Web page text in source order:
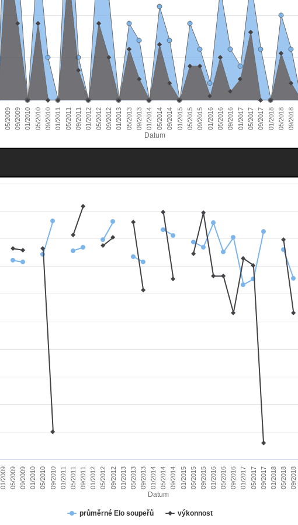
Datum
05/2009 09/2009 01/2010 05/2010 09/2010 01/2011 05/2011 09/2011 01/2012 05/2012 09/2012 01/2013 05/2013 09/2013 01/2014 05/2014 09/2014 01/2015 05/2015 09/2015 01/2016 05/2016 09/2016 01/2017 05/2017 09/2017 01/2018 05/2018 09/2018
Datum
průměrné Elo soupeřů výkonnost
01/2009 05/2009 09/2009 01/2010 05/2010 09/2010 01/2011 05/2011 09/2011 01/2012 05/2012 09/2012 01/2013 05/2013 09/2013 01/2014 05/2014 09/2014 01/2015 05/2015 09/2015 01/2016 05/2016 09/2016 01/2017 05/2017 09/2017 01/2018 05/2018 09/2018